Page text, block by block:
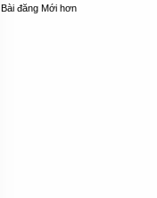
Bài đăng Mới hơn